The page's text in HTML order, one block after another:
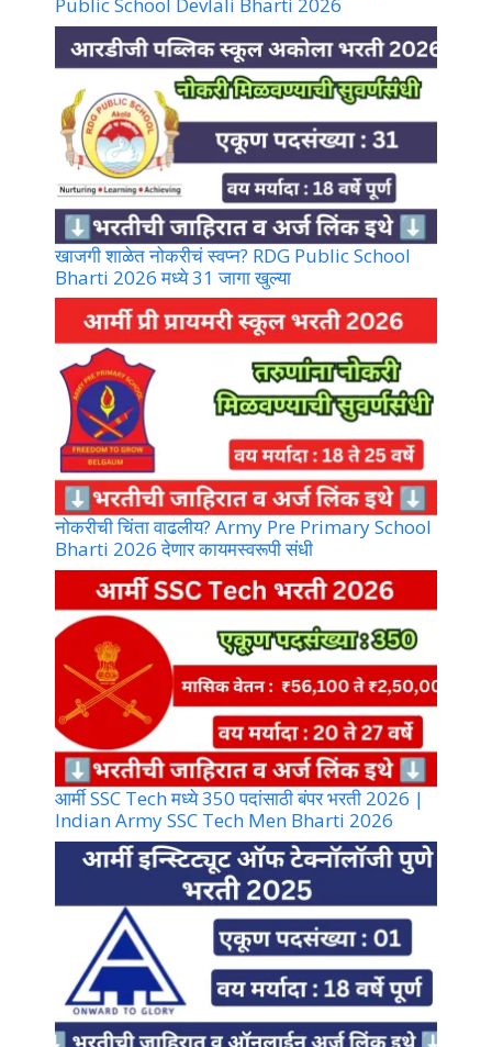
Public School Devlali Bharti 2026
खाजगी शाळेत नोकरीचं स्वप्न? RDG Public School
Bharti 2026 मध्ये 31 जागा खुल्या
नोकरीची चिंता वाढलीय? Army Pre Primary School
Bharti 2026 देणार कायमस्वरूपी संधी
आर्मी SSC Tech मध्ये 350 पदांसाठी बंपर भरती 2026 |
Indian Army SSC Tech Men Bharti 2026